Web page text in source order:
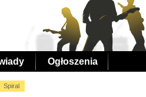
Ogłoszenia
Spiral